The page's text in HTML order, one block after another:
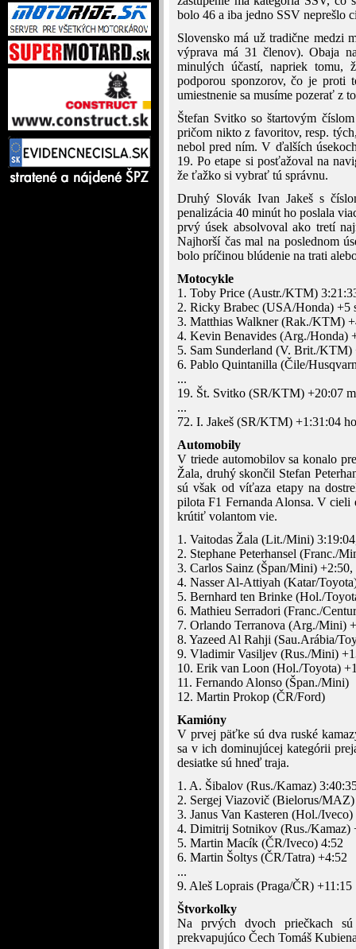
bolo 46 a iba jedno SSV neprešlo
Slovensko má už tradične medzi
výprava má 31 členov). Obaja
minulých účastí, napriek tomu,
podporou sponzorov, čo je proti
umiestnenie sa musíme pozerať z
Štefan Svitko so štartovým
pričom nikto z favoritov, resp.
nebol pred ním. V ďalších
19. Po etape si posťažoval na
že ťažko si vybrať tú správnu.
Druhý Slovák Ivan Jakeš s
penalizácia 40 minút ho poslala
prvý úsek absolvoval ako tretí
Najhorší čas mal na poslednom
bolo príčinou blúdenie na trati
Motocykle
1. Toby Price (Austr./KTM)
2. Ricky Brabec (USA/Honda) +5
3. Matthias Walkner (Rak./KTM)
4. Kevin Benavides (Arg./Honda)
5. Sam Sunderland (V. Brit./KTM)
6. Pablo Quintanilla (Čile/
...
19. Št. Svitko (SR/KTM) +20:07
...
72. I. Jakeš (SR/KTM) +1:31:04
Automobily
V triede automobilov sa konalo
Žala, druhý skončil Stefan
sú však od víťaza etapy na
pilota F1 Fernanda Alonsa. V cieli
krútiť volantom vie.
1. Vaitodas Žala (Lit./Mini)
2. Stephane Peterhansel (Franc./
3. Carlos Sainz (Špan/Mini) +2:50,
4. Nasser Al-Attiyah (Katar/
5. Bernhard ten Brinke (Hol./
6. Mathieu Serradori (Franc./
7. Orlando Terranova (Arg./Mini)
8. Yazeed Al Rahji (Sau.Arábia/
9. Vladimir Vasiljev (Rus./Mini)
10. Erik van Loon (Hol./Toyota)
11. Fernando Alonso (Špan./Mini)
12. Martin Prokop (ČR/Ford)
Kamióny
V prvej päťke sú dva ruské
sa v ich dominujúcej kategórii
desiatke sú hneď traja.
1. A. Šibalov (Rus./Kamaz)
2. Sergej Viazovič (Bielorus/
3. Janus Van Kasteren (Hol./
4. Dimitrij Sotnikov (Rus./Kamaz)
5. Martin Macík (ČR/Iveco) 4:52
6. Martin Šoltys (ČR/Tatra) +4:52
...
9. Aleš Loprais (Praga/ČR) +11:15
Štvorkolky
Na prvých dvoch priečkach
prekvapujúco Čech Tomáš